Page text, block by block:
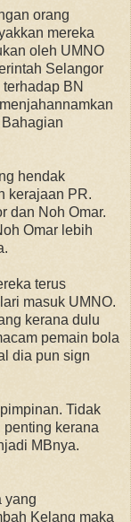
orang
mereka
oleh UMNO
Selangor
BN
hendak
kerajaan PR.
dan Noh Omar.
Omar lebih
terus
masuk UMNO.
kerana dulu
pemain bola
dia pun sign
Tidak
kerana
MBnya.
yang
Kelang maka